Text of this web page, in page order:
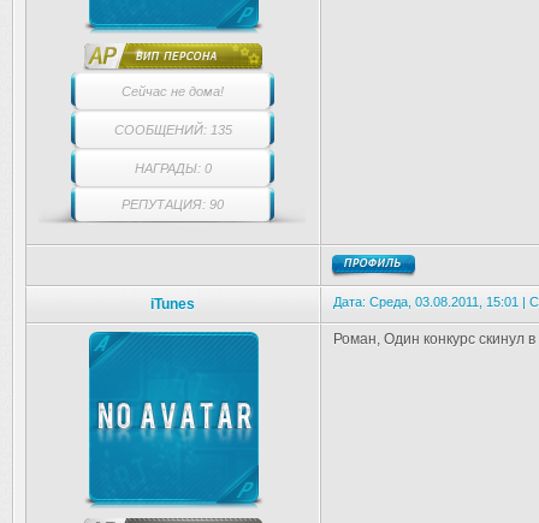
Сейчас не дома!
СООБЩЕНИЙ: 135
НАГРАДЫ: 0
РЕПУТАЦИЯ: 90
iTunes Дата: Среда, 03.08.2011, 15:01 |
Роман, Один конкурс скинул в